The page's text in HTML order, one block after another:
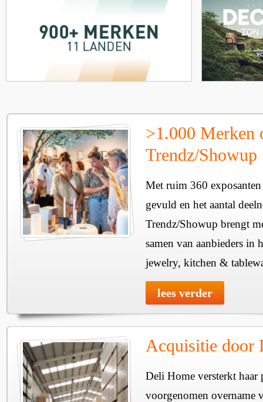
>1.000 Merken
Trendz/Showup
Met ruim 360
gevuld en het aantal
Trendz/Showup brengt
samen van aanbieders in
jewelry, kitchen &
lees verder
Acquisitie door
Deli Home versterkt haar
voorgenomen overname